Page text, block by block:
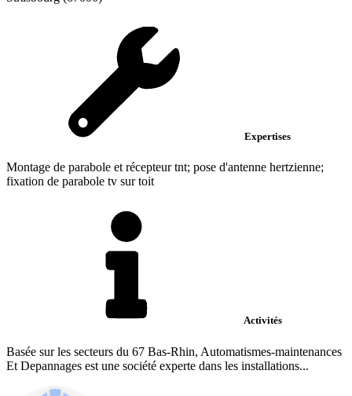
Expertises
Montage de parabole et récepteur tnt; pose d'antenne hertzienne;
fixation de parabole tv sur toit
Activités
Basée sur les secteurs du 67 Bas-Rhin, Automatismes-maintenances
Et Depannages est une société experte dans les installations...